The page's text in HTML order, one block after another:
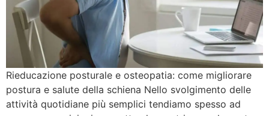
Rieducazione posturale e osteopatia: come migliorare
postura e salute della schiena Nello svolgimento delle
attività quotidiane più semplici tendiamo spesso ad